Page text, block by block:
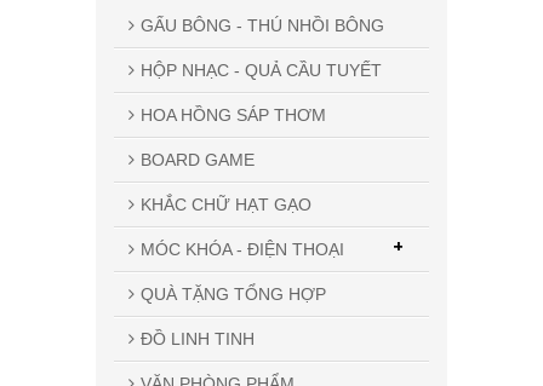
GẤU BÔNG - THÚ NHỒI BÔNG
HỘP NHẠC - QUẢ CẦU TUYẾT
HOA HỒNG SÁP THƠM
BOARD GAME
KHẮC CHỮ HẠT GẠO
MÓC KHÓA - ĐIỆN THOẠI +
QUÀ TẶNG TỔNG HỢP
ĐỒ LINH TINH